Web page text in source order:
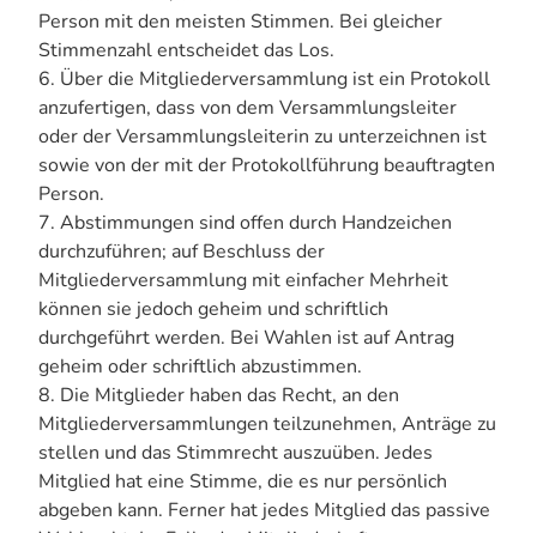
Person mit den meisten Stimmen. Bei gleicher
Stimmenzahl entscheidet das Los.
6. Über die Mitgliederversammlung ist ein Protokoll
anzufertigen, dass von dem Versammlungsleiter
oder der Versammlungsleiterin zu unterzeichnen ist
sowie von der mit der Protokollführung beauftragten
Person.
7. Abstimmungen sind offen durch Handzeichen
durchzuführen; auf Beschluss der
Mitgliederversammlung mit einfacher Mehrheit
können sie jedoch geheim und schriftlich
durchgeführt werden. Bei Wahlen ist auf Antrag
geheim oder schriftlich abzustimmen.
8. Die Mitglieder haben das Recht, an den
Mitgliederversammlungen teilzunehmen, Anträge zu
stellen und das Stimmrecht auszuüben. Jedes
Mitglied hat eine Stimme, die es nur persönlich
abgeben kann. Ferner hat jedes Mitglied das passive